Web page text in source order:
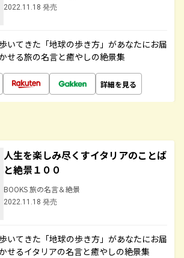
2022.11.18 発売
いてきた「地球の歩き方」があなたにお届
せる旅の名言と癒やしの絶景集
詳細を見る
人生を楽しみ尽くすイタリアのことば
と絶景１００
BOOKS 旅の名言＆絶景
2022.11.18 発売
いてきた「地球の歩き方」があなたにお届
せるイタリアの名言と癒やしの絶景集